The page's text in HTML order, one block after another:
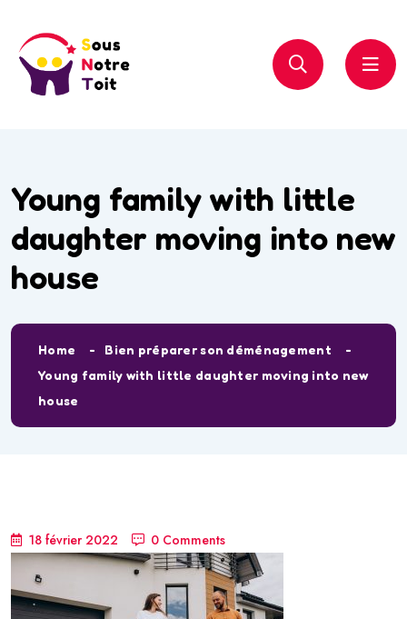
Young family with little
daughter moving into new
house
Home
Bien préparer son déménagement
Young family with little daughter moving into new
house
18 février 2022 0 Comments